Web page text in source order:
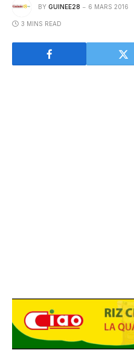
BY GUINEE28 6 MARS 2016
3 MINS READ